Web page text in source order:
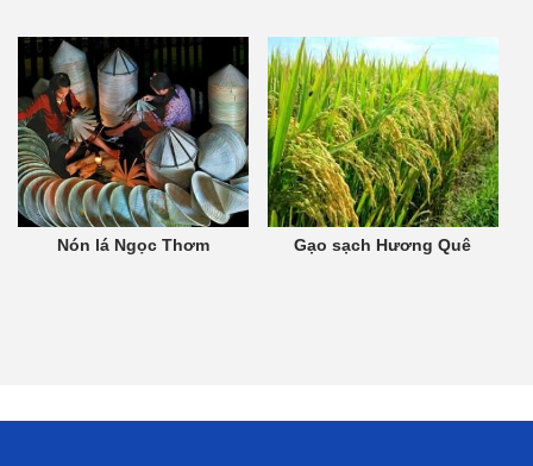
Nón lá Ngọc Thơm Gạo sạch Hương Quê